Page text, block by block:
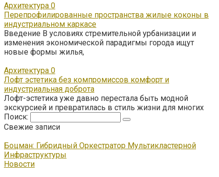
Архитектура 0
Перепрофилированные пространства жилые коконы в
индустриальном каркасе
Введение В условиях стремительной урбанизации и
изменения экономической парадигмы города ищут
новые формы жилья,
Архитектура 0
Лофт эстетика без компромиссов комфорт и
индустриальная доброта
Лофт-эстетика уже давно перестала быть модной
экскурсией и превратилась в стиль жизни для многих
Поиск:
Свежие записи
Боцман: Гибридный Оркестратор Мультикластерной
Инфраструктуры
Новости